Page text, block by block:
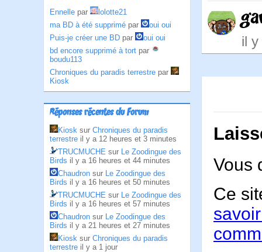
Ennelle par
lolotte21
ma BD à été supprimé par
oui oui
Puis-je créer une BD par
oui oui
bd encore supprimé à tort par
boudu113
Chroniques du paradis terrestre par
Kiosk
Réponses récentes du Forum
Kiosk sur Chroniques du paradis
terrestre il y a 12 heures et 3 minutes
TRUCMUCHE sur Le Zoodingue des
Birds il y a 16 heures et 44 minutes
Chaudron sur Le Zoodingue des
Birds il y a 16 heures et 50 minutes
TRUCMUCHE sur Le Zoodingue des
Birds il y a 16 heures et 57 minutes
Chaudron sur Le Zoodingue des
Birds il y a 21 heures et 27 minutes
Kiosk sur Chroniques du paradis
terrestre il y a 1 jour
il y
Vous
Ce